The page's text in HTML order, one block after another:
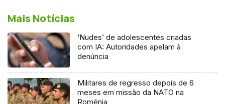
Mais Notícias
‘Nudes’ de adolescentes criadas
com IA: Autoridades apelam à
denúncia
Militares de regresso depois de 6
meses em missão da NATO na
Roménia